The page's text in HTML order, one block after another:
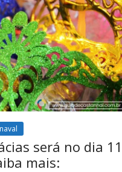
será no dia 11
mais: